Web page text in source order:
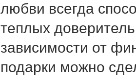
любви всегда
теплых
зависимости от
подарки можно